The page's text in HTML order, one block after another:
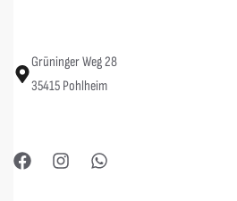
Grüninger Weg 28
35415 Pohlheim